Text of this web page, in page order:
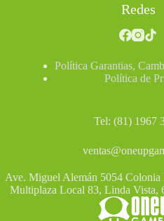
Redes
Política Garantias,
Política de
Tel: (81) 1967
Ave. Miguel Alemán 5054 Colonia
Multiplaza Local 83, Linda Vista,